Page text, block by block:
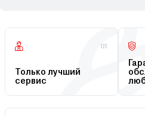
01
Только лучший
сервис